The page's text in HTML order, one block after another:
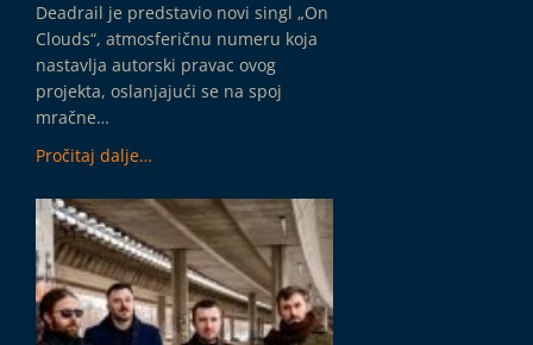
Deadrail je predstavio novi singl „On
Clouds“, atmosferičnu numeru koja
nastavlja autorski pravac ovog
projekta, oslanjajući se na spoj
mračne…
Pročitaj dalje…